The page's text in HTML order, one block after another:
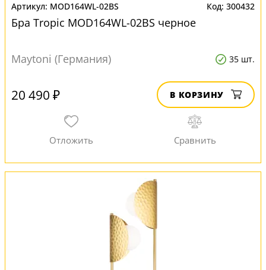
MOD164WL-02BS 300432
Бра Tropic MOD164WL-02BS черное
Maytoni (Германия) 35 шт.
20 490 ₽ В КОРЗИНУ